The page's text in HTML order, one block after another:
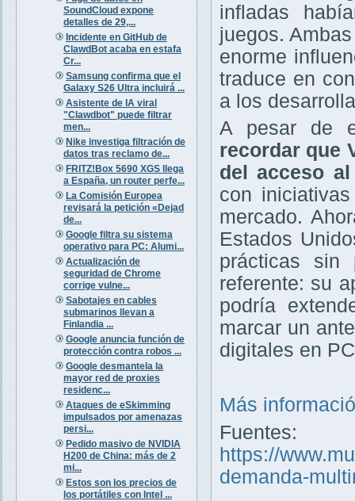
SoundCloud expone
detalles de 29,...
Incidente en GitHub de
ClawdBot acaba en estafa
Cr...
Samsung confirma que el
Galaxy S26 Ultra incluirá ...
Asistente de IA viral
"Clawdbot" puede filtrar
men...
Nike investiga filtración de
datos tras reclamo de...
FRITZ!Box 5690 XGS llega
a España, un router perfe...
La Comisión Europea
revisará la petición «Dejad
de...
Google filtra su sistema
operativo para PC: Alumi...
Actualización de
seguridad de Chrome
corrige vulne...
Sabotajes en cables
submarinos llevan a
Finlandia ...
Google anuncia función de
protección contra robos ...
Google desmantela la
mayor red de proxies
residenc...
Ataques de eSkimming
impulsados por amenazas
persi...
Pedido masivo de NVIDIA
H200 de China: más de 2
mi...
Estos son los precios de
los portátiles con Intel ...
infladas
juegos.
enorme
traduce en
a los
A pesar de
recordar que
del acceso
con
mercado.
Estados
prácticas
referente: su
podría
marcar un
digitales en
Más
Fuentes:
https://
demanda-